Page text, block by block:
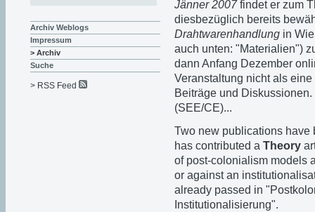
Jänner 2007findet er zum
diesbezüglich bereits
Drahtwarenhandlung in
auch unten: "Materialien")
dann Anfang Dezember
Veranstaltung nicht als
Beiträge und
(SEE/CE)...
Two new publications have
has contributed a Theory
of post-colonialism models
or against an
already passed in
Institutionalisierung".
Archiv Weblogs
Impressum
> Archiv
Suche
> RSS Feed